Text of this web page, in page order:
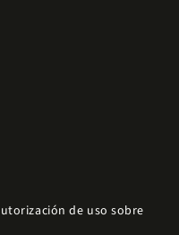
de uso sobre